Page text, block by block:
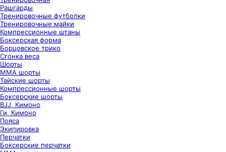
Рашгарды
Тренировочные футболки
Тренировочные майки
Компрессионные штаны
Боксерская форма
Борцовское трико
Сгонка веса
Шорты
ММА шорты
Тайские шорты
Компрессионные шорты
Боксерские шорты
BJJ, Кимоно
Ги, Кимоно
Пояса
Экипировка
Перчатки
Боксерские перчатки